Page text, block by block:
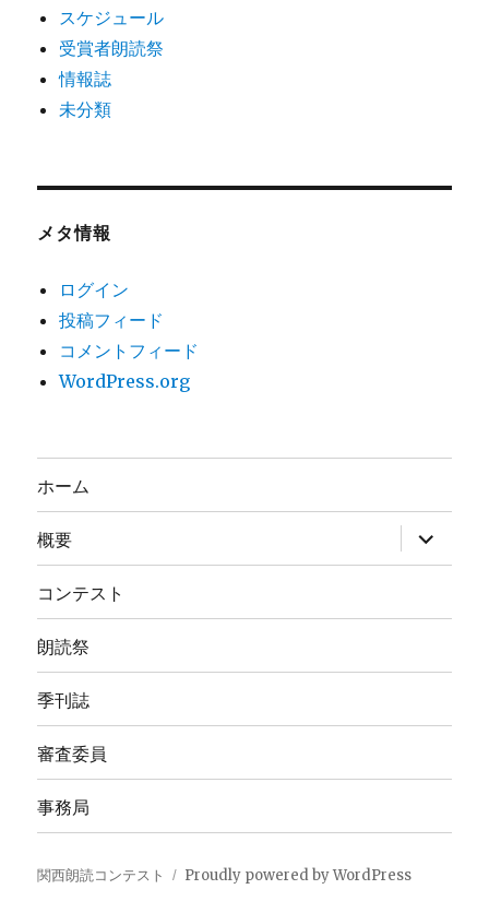
スケジュール
受賞者朗読祭
情報誌
未分類
メタ情報
ログイン
投稿フィード
コメントフィード
WordPress.org
ホーム
概要 サ
ブ
メ
ー
開
コンテスト
朗読祭
季刊誌
審査委員
事務局
関西朗読コンテスト Proudly powered by WordPress